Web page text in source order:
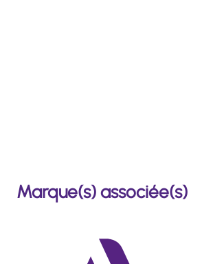
Marque(s) associée(s)